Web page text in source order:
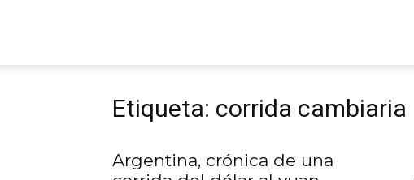
Etiqueta: corrida cambiaria
Argentina, crónica de una